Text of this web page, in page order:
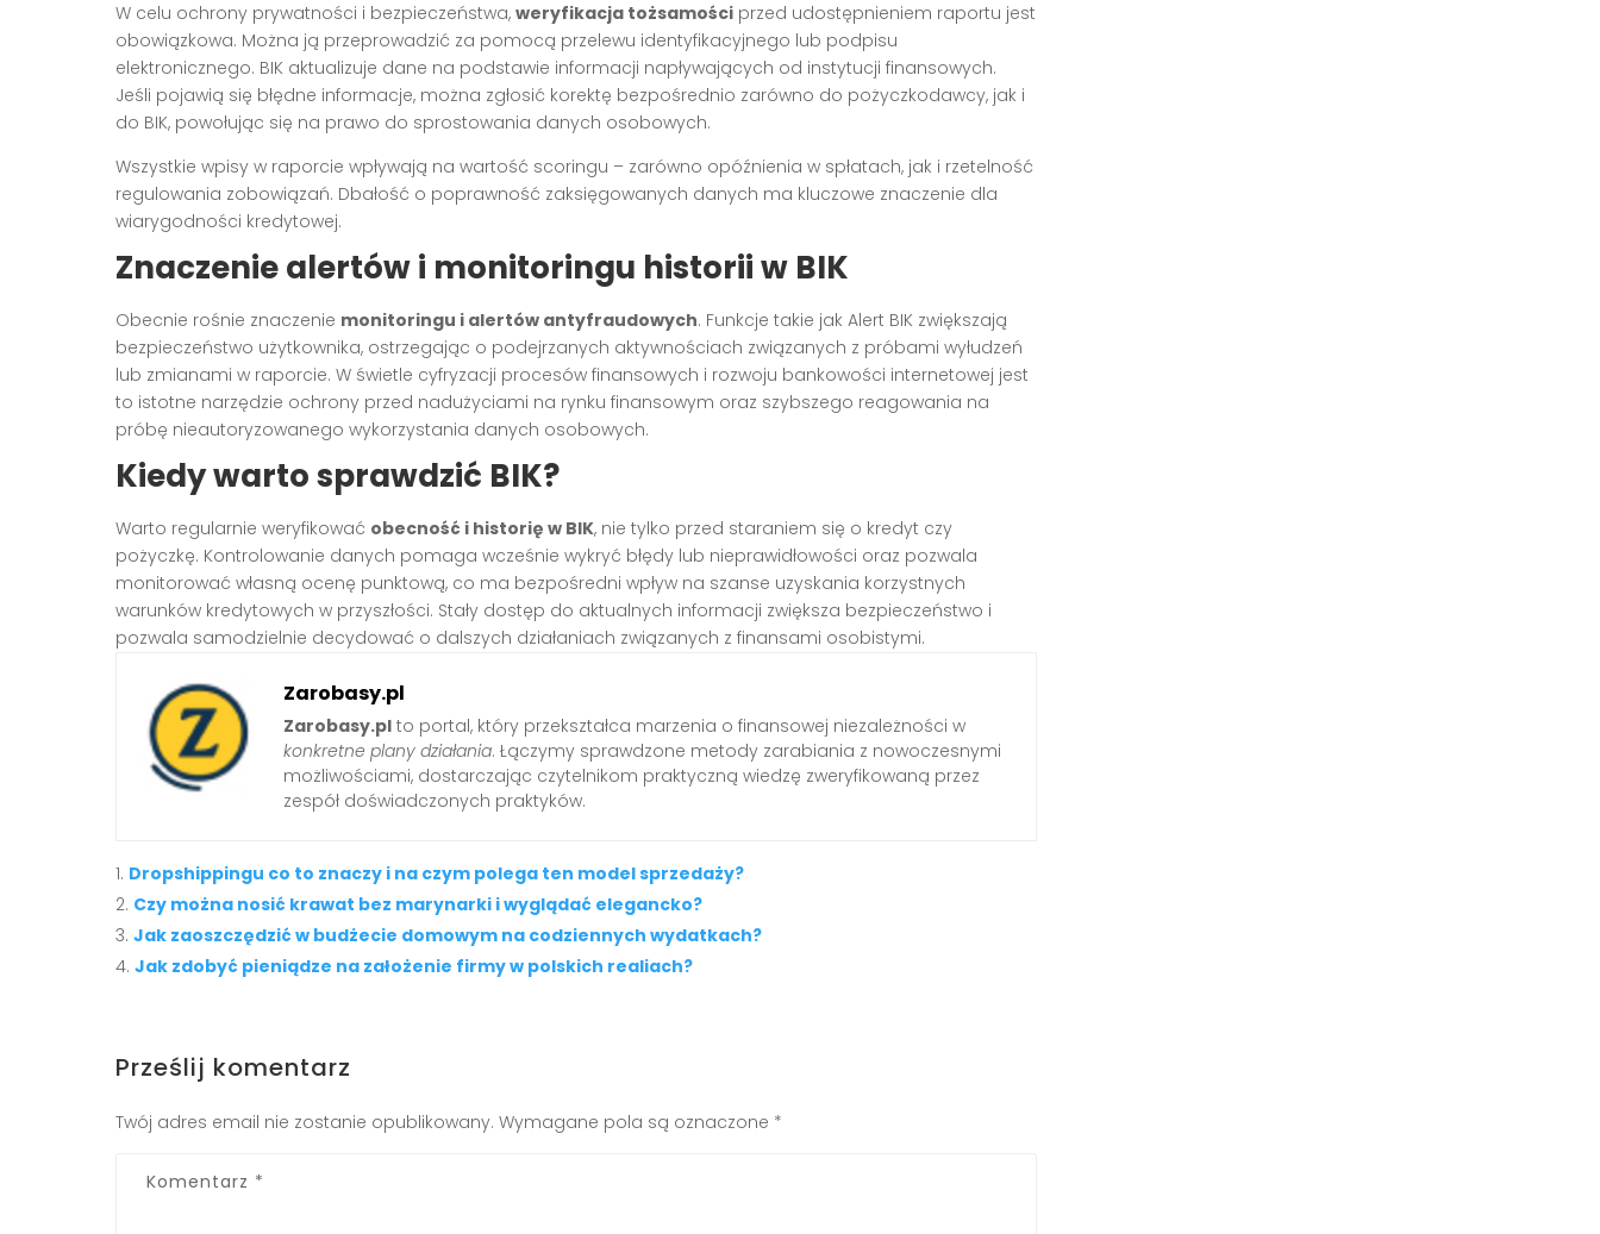
W celu ochrony prywatności i bezpieczeństwa, weryfikacja tożsamości przed udostępnieniem raportu jest
obowiązkowa. Można ją przeprowadzić za pomocą przelewu identyfikacyjnego lub podpisu
elektronicznego. BIK aktualizuje dane na podstawie informacji napływających od instytucji finansowych.
Jeśli pojawią się błędne informacje, można zgłosić korektę bezpośrednio zarówno do pożyczkodawcy, jak i
do BIK, powołując się na prawo do sprostowania danych osobowych.
Wszystkie wpisy w raporcie wpływają na wartość scoringu – zarówno opóźnienia w spłatach, jak i rzetelność
regulowania zobowiązań. Dbałość o poprawność zaksięgowanych danych ma kluczowe znaczenie dla
wiarygodności kredytowej.
Znaczenie alertów i monitoringu historii w BIK
Obecnie rośnie znaczenie monitoringu i alertów antyfraudowych. Funkcje takie jak Alert BIK zwiększają
bezpieczeństwo użytkownika, ostrzegając o podejrzanych aktywnościach związanych z próbami wyłudzeń
lub zmianami w raporcie. W świetle cyfryzacji procesów finansowych i rozwoju bankowości internetowej jest
to istotne narzędzie ochrony przed nadużyciami na rynku finansowym oraz szybszego reagowania na
próbę nieautoryzowanego wykorzystania danych osobowych.
Kiedy warto sprawdzić BIK?
Warto regularnie weryfikować obecność i historię w BIK, nie tylko przed staraniem się o kredyt czy
pożyczkę. Kontrolowanie danych pomaga wcześnie wykryć błędy lub nieprawidłowości oraz pozwala
monitorować własną ocenę punktową, co ma bezpośredni wpływ na szanse uzyskania korzystnych
warunków kredytowych w przyszłości. Stały dostęp do aktualnych informacji zwiększa bezpieczeństwo i
pozwala samodzielnie decydować o dalszych działaniach związanych z finansami osobistymi.
Zarobasy.pl
Zarobasy.pl to portal, który przekształca marzenia o finansowej niezależności w
konkretne plany działania. Łączymy sprawdzone metody zarabiania z nowoczesnymi
możliwościami, dostarczając czytelnikom praktyczną wiedzę zweryfikowaną przez
zespół doświadczonych praktyków.
Dropshippingu co to znaczy i na czym polega ten model sprzedaży?
Czy można nosić krawat bez marynarki i wyglądać elegancko?
Jak zaoszczędzić w budżecie domowym na codziennych wydatkach?
Jak zdobyć pieniądze na założenie firmy w polskich realiach?
Prześlij komentarz
Twój adres email nie zostanie opublikowany. Wymagane pola są oznaczone *